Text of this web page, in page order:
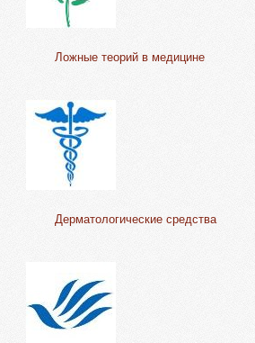
Ложные теорий в медицине
Дерматологические средства